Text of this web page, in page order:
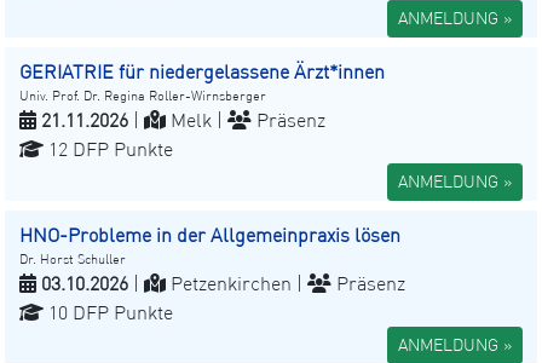
ANMELDUNG »
GERIATRIE für niedergelassene Ärzt*innen
Univ. Prof. Dr. Regina Roller-Wirnsberger
21.11.2026 Melk |
Präsenz
12 DFP Punkte
ANMELDUNG »
HNO-Probleme in der Allgemeinpraxis lösen
Dr. Horst Schuller
03.10.2026 Petzenkirchen |
Präsenz
10 DFP Punkte
ANMELDUNG »